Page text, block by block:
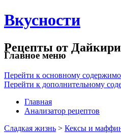
Вкусности
Рецепты от Дайкири
Главное меню
Перейти к основному
Перейти к дополнительному
Главная
Анализатор рецептов
Сладкая жизнь > Кексы и